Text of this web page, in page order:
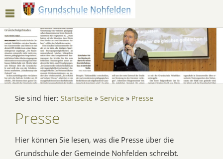
Sie sind hier: Startseite » Service » Presse
Presse
Hier können Sie lesen, was die Presse über die
Grundschule der Gemeinde Nohfelden schreibt.